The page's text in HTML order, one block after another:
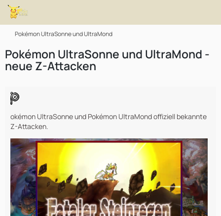
Pokémon UltraSonne und UltraMond
Pokémon UltraSonne und UltraMond -
neue Z-Attacken
okémon UltraSonne und Pokémon UltraMond offiziell bekannte
Z-Attacken.